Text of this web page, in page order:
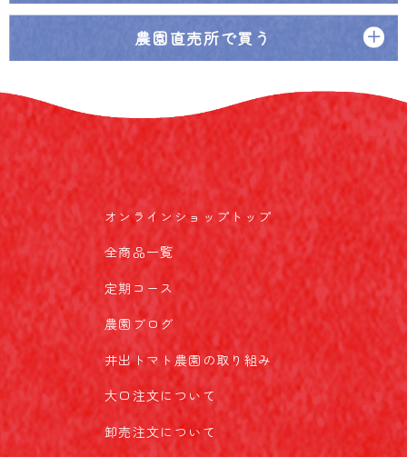
農園直売所で買う
オンラインショップトップ
全商品一覧
定期コース
農園ブログ
井出トマト農園の取り組み
大口注文について
卸売注文について